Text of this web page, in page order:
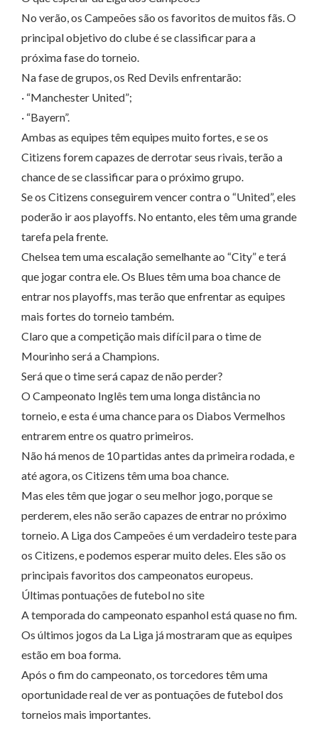
No verão, os Campeões são os favoritos de muitos fãs. O
principal objetivo do clube é se classificar para a
próxima fase do torneio.
Na fase de grupos, os Red Devils enfrentarão:
· “Manchester United”;
· “Bayern”.
Ambas as equipes têm equipes muito fortes, e se os
Citizens forem capazes de derrotar seus rivais, terão a
chance de se classificar para o próximo grupo.
Se os Citizens conseguirem vencer contra o “United”, eles
poderão ir aos playoffs. No entanto, eles têm uma grande
tarefa pela frente.
Chelsea tem uma escalação semelhante ao “City” e terá
que jogar contra ele. Os Blues têm uma boa chance de
entrar nos playoffs, mas terão que enfrentar as equipes
mais fortes do torneio também.
Claro que a competição mais difícil para o time de
Mourinho será a Champions.
Será que o time será capaz de não perder?
O Campeonato Inglês tem uma longa distância no
torneio, e esta é uma chance para os Diabos Vermelhos
entrarem entre os quatro primeiros.
Não há menos de 10 partidas antes da primeira rodada, e
até agora, os Citizens têm uma boa chance.
Mas eles têm que jogar o seu melhor jogo, porque se
perderem, eles não serão capazes de entrar no próximo
torneio. A Liga dos Campeões é um verdadeiro teste para
os Citizens, e podemos esperar muito deles. Eles são os
principais favoritos dos campeonatos europeus.
Últimas pontuações de futebol no site
A temporada do campeonato espanhol está quase no fim.
Os últimos jogos da La Liga já mostraram que as equipes
estão em boa forma.
Após o fim do campeonato, os torcedores têm uma
oportunidade real de ver as pontuações de futebol dos
torneios mais importantes.